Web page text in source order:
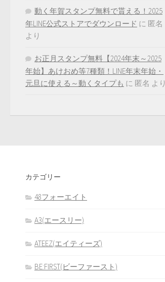
動く年賀スタンプ無料で貰える！2025
年LINE公式ストアでダウンロード に 匿名
より
お正月スタンプ無料【2024年末～2025
年始】あけおめ等7種類！LINE年末年始・
元旦に使える～動くタイプも に 匿名 より
カテゴリー
48フォーエイト
A3(エースリー)
ATEEZ(エイティーズ)
BE:FIRST(ビーファースト)